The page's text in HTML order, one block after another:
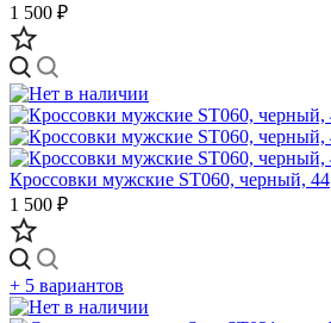
1 500 ₽
Кроссовки мужские ST060, черный, 44
1 500 ₽
+ 5 вариантов